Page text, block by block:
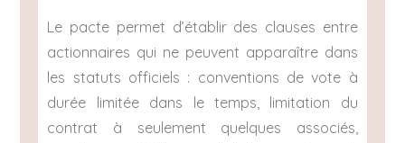
Le pacte permet d’établir des clauses entre
actionnaires qui ne peuvent apparaître dans
les statuts officiels : conventions de vote à
durée limitée dans le temps, limitation du
contrat à seulement quelques associés,